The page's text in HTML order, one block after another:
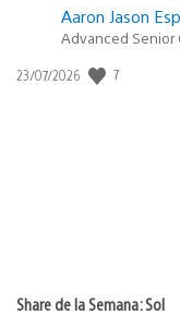
Aaron Jason
Advanced Senior
Fecha
23/07/2026 7
Share de la Semana: Sol